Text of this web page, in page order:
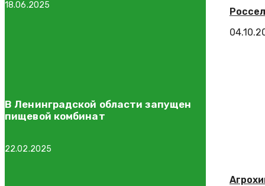
18.06.2025
В Ленинградской области запущен
пищевой комбинат
22.02.2025